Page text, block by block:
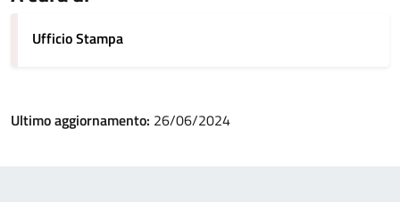
Ufficio Stampa
Ultimo aggiornamento: 26/06/2024